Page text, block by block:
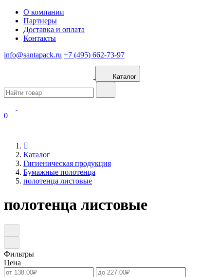
О компании
Партнеры
Доставка и оплата
Контакты
info@santapack.ru +7 (495) 662-73-97
Каталог
0
Каталог
Гигиеническая продукция
Бумажные полотенца
полотенца листовые
полотенца листовые
Фильтры
Цена